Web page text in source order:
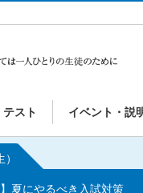
スト イベント・説
夏にやるべき入試対策